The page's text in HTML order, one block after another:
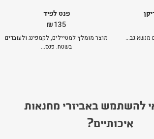
פנס לפיד
₪135
מוצר מומלץ למטיילים, לקמפינג ולעובדים
בשטח. פנס...
להשתמש באביזרי מחנאות
איכותיים?